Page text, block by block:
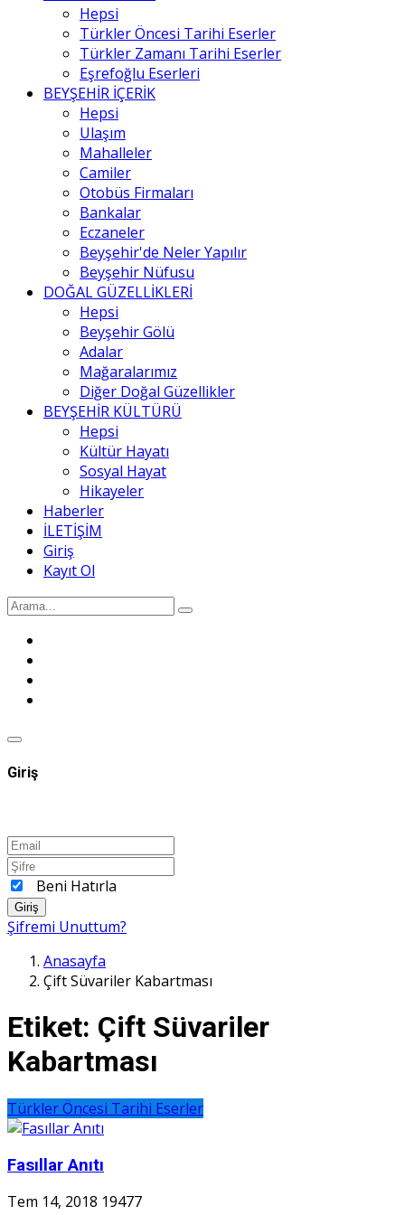
Hepsi
Türkler Öncesi Tarihi Eserler
Türkler Zamanı Tarihi Eserler
Eşrefoğlu Eserleri
BEYŞEHİR İÇERİK
Hepsi
Ulaşım
Mahalleler
Camiler
Otobüs Firmaları
Bankalar
Eczaneler
Beyşehir'de Neler Yapılır
Beyşehir Nüfusu
DOĞAL GÜZELLİKLERİ
Hepsi
Beyşehir Gölü
Adalar
Mağaralarımız
Diğer Doğal Güzellikler
BEYŞEHİR KÜLTÜRÜ
Hepsi
Kültür Hayatı
Sosyal Hayat
Hikayeler
Haberler
İLETİŞİM
Giriş
Kayıt Ol
Giriş
Beni Hatırla
Giriş
Şifremi Unuttum?
Anasayfa
Çift Süvariler Kabartması
Etiket: Çift Süvariler
Kabartması
Türkler Öncesi Tarihi Eserler
Fasıllar Anıtı
Tem 14, 2018 19477